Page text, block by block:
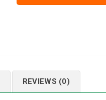
REVIEWS (0)